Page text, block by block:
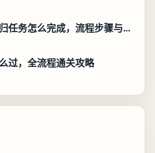
异环异象委托唤孤归任务怎么完成，流程步骤与位置攻略
过，全流程通关攻略